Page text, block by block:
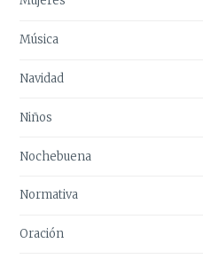
Música
Navidad
Niños
Nochebuena
Normativa
Oración